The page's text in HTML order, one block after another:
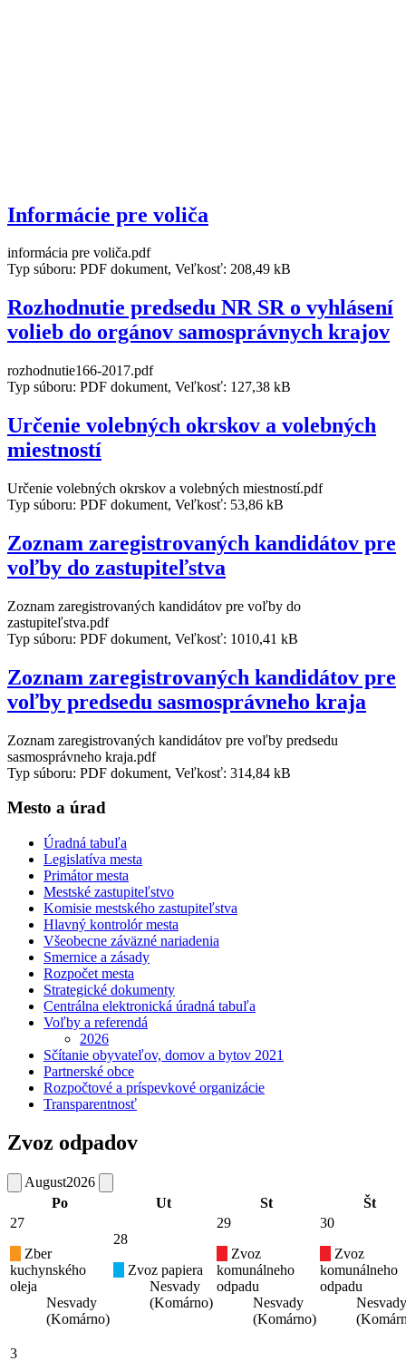
Informácie pre voliča
informácia pre voliča.pdf
Typ súboru: PDF dokument, Veľkosť: 208,49 kB
Rozhodnutie predsedu NR SR o vyhlásení
volieb do orgánov samosprávnych krajov
rozhodnutie166-2017.pdf
Typ súboru: PDF dokument, Veľkosť: 127,38 kB
Určenie volebných okrskov a volebných
miestností
Určenie volebných okrskov a volebných miestností.pdf
Typ súboru: PDF dokument, Veľkosť: 53,86 kB
Zoznam zaregistrovaných kandidátov pre
voľby do zastupiteľstva
Zoznam zaregistrovaných kandidátov pre voľby do
zastupiteľstva.pdf
Typ súboru: PDF dokument, Veľkosť: 1010,41 kB
Zoznam zaregistrovaných kandidátov pre
voľby predsedu sasmosprávneho kraja
Zoznam zaregistrovaných kandidátov pre voľby predsedu
sasmosprávneho kraja.pdf
Typ súboru: PDF dokument, Veľkosť: 314,84 kB
Mesto a úrad
Úradná tabuľa
Legislatíva mesta
Primátor mesta
Mestské zastupiteľstvo
Komisie mestského zastupiteľstva
Hlavný kontrolór mesta
Všeobecne záväzné nariadenia
Smernice a zásady
Rozpočet mesta
Strategické dokumenty
Centrálna elektronická úradná tabuľa
Voľby a referendá
2026
Sčítanie obyvateľov, domov a bytov 2021
Partnerské obce
Rozpočtové a príspevkové organizácie
Transparentnosť
Zvoz odpadov
August2026
Po
Ut St
Št
27
Zber
kuchynského
oleja
Nesvady
(Komárno)
28
Zvoz papiera
Nesvady
(Komárno)
29
Zvoz
komunálneho
odpadu
Nesvady
(Komárno)
30
Zvoz
komunálneho
odpadu
Nesvady
3